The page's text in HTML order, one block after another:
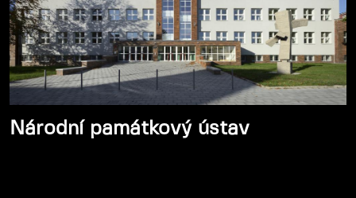
Národní památkový ústav